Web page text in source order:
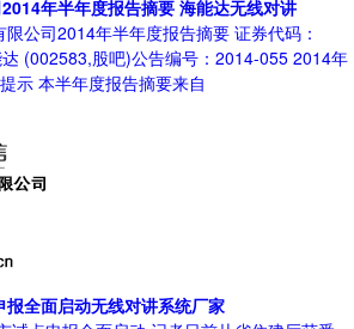
年半年度报告摘要 海能达无线对讲
限公司2014年半年度报告摘要 证券代码：
(002583,股吧)公告编号：2014-055 2014年
示 本半年度报告摘要来自
全面启动无线对讲系统厂家